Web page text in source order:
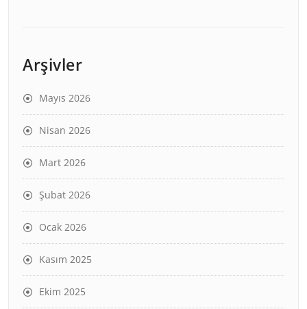
Arşivler
Mayıs 2026
Nisan 2026
Mart 2026
Şubat 2026
Ocak 2026
Kasım 2025
Ekim 2025